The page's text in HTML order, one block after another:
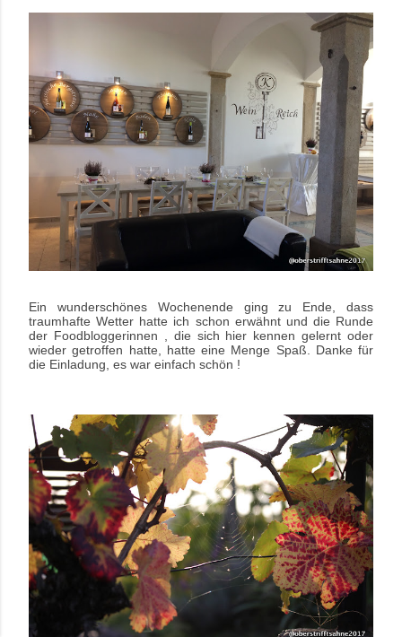
Ein wunderschönes Wochenende ging zu Ende, dass
traumhafte Wetter hatte ich schon erwähnt und die Runde
der Foodbloggerinnen , die sich hier kennen gelernt oder
wieder getroffen hatte, hatte eine Menge Spaß. Danke für
die Einladung, es war einfach schön !